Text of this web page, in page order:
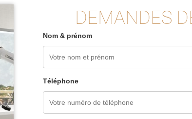
DEMANDES
Nom & prénom
Téléphone